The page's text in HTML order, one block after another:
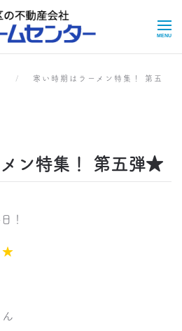
フブログ
スタッフブログ
寒い時期はラーメン特集！ 第五
ン特集！ 第五弾★
！
★
ん